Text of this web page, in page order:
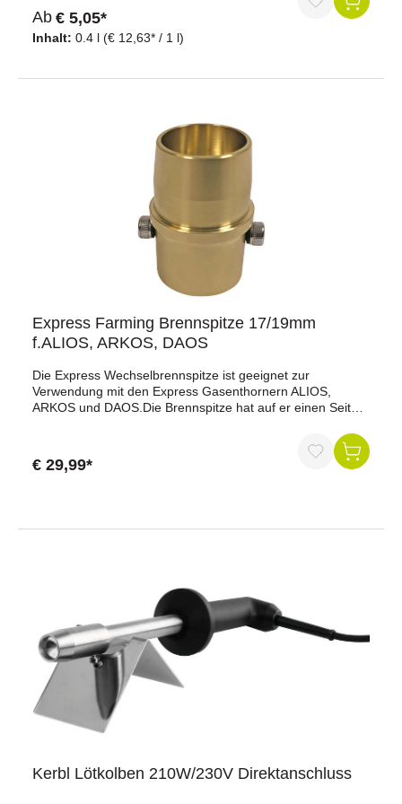
den nächsten Schritt zu einer umweltfreundlicheren
Enthornung – ohne Kompromisse bei Leistung oder
Komfort.
Inhalt: 0.4 l (€ 12,63* / 1 l)
Ab € 5,05*
Express Farming Brennspitze 17/19mm
f.ALIOS, ARKOS, DAOS
Die Express Wechselbrennspitze ist geeignet zur
Verwendung mit den Express Gasenthornern ALIOS,
ARKOS und DAOS.Die Brennspitze hat auf er einen Seite
BrennspitzeDurchmesser: 17 mm / 19 mmkompatible
Express Gasenthorner: ALIOS, ARKOS, DAOS
€ 29,99*
Kerbl Lötkolben 210W/230V Direktanschluss